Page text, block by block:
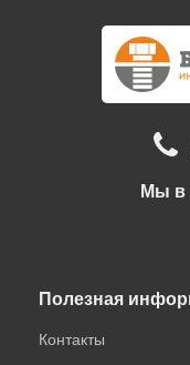
Мы в
Полезная
Контакты